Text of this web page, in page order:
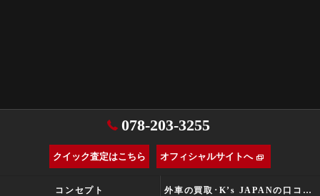
078-203-3255
クイック査定はこちら オフィシャルサイトへ
コンセプト 外車の買取･K’s JAPANの口コミ情報